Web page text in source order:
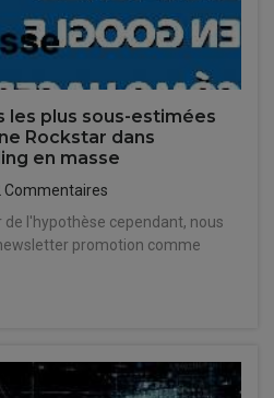
les plus sous-estimées
Rockstar dans
en masse
Commentaires
l'hypothèse cependant, nous
promotion comme